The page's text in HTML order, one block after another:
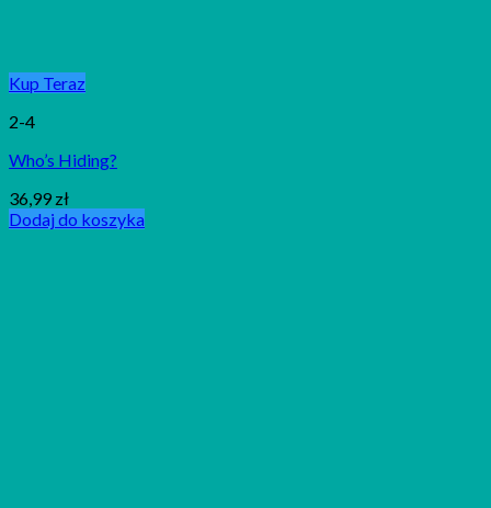
Kup Teraz
2-4
Who’s Hiding?
36,99 zł
Dodaj do koszyka